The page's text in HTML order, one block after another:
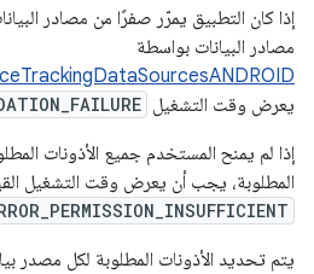
إذا كان التطبيق يمرّر صفرًا من مصادر
مصادر البيانات بواسطة
يعرض وقت التشغيل
إذا لم يمنح المستخدم جميع الأذونات
المطلوبة، يجب أن يعرض وقت التشغيل
يتم تحديد الأذونات المطلوبة لكل مصدر